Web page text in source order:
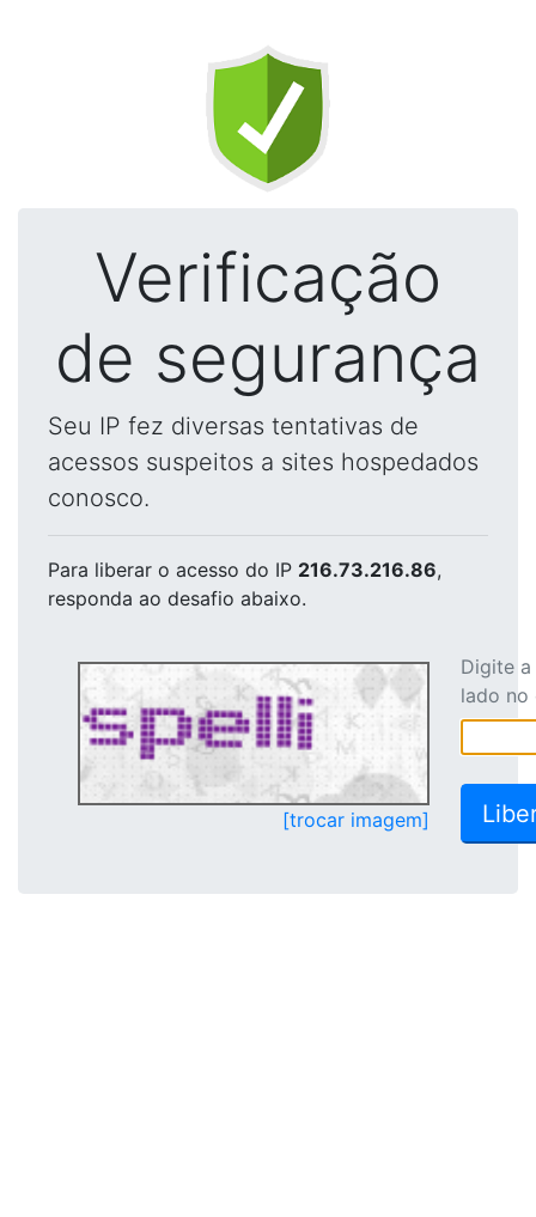
Verificação
de segurança
Seu IP fez diversas tentativas de
acessos suspeitos a sites hospedados
conosco.
Para liberar o acesso do IP 216.73.216.86,
responda ao desafio abaixo.
[trocar imagem]
Digite
lado no